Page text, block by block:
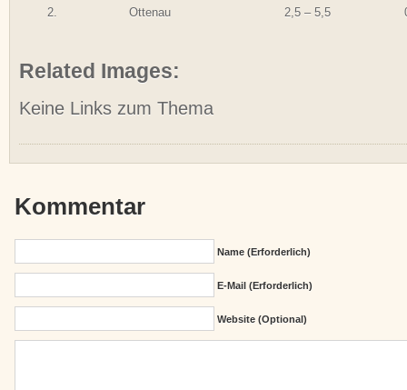
2.
Ottenau 2,5 – 5,5
Related Images:
Keine Links zum Thema
Kommentar
Name (erforderlich)
E-Mail (erforderlich)
Website (Optional)